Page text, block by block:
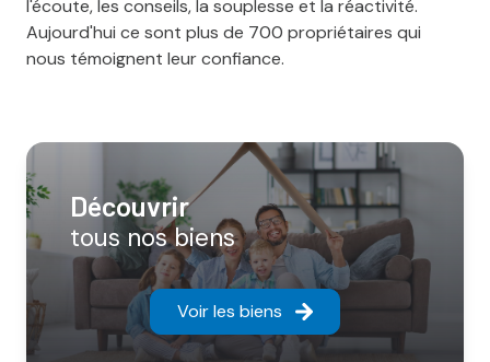
découvrir
tous nos biens
Voir les biens
l'écoute, les conseils, la souplesse et la réactivité.
Aujourd'hui ce sont plus de 700 propriétaires qui
nous témoignent leur confiance.